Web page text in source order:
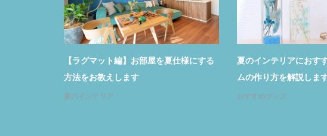
【ラグマット編】お部屋を夏仕様にする
方法をお教えします
夏のインテリア
夏のインテリアにおすすめな
ムの作り方を解説します
おすすめグッズ